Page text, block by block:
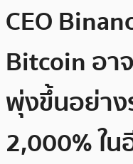
CEO
Bitcoin อา
พุ่งขึ้นอย่าง
2,000% ใ